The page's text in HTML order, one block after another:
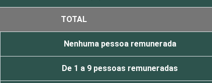
TOTAL
Nenhuma pessoa remunerada
De 1 a 9 pessoas remuneradas